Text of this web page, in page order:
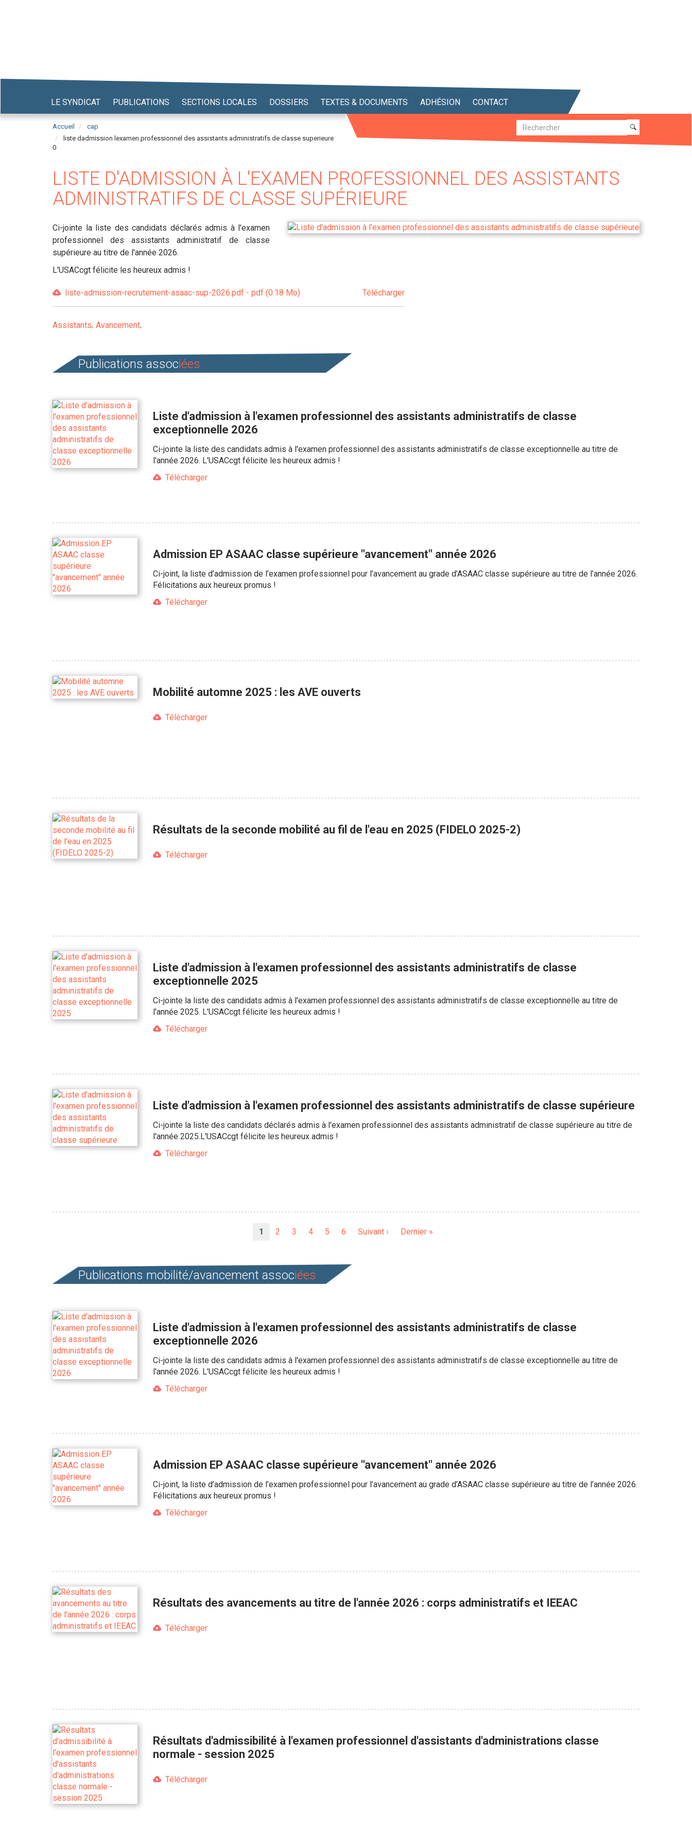
LE SYNDICAT PUBLICATIONS SECTIONS LOCALES DOSSIERS TEXTES & DOCUMENTS ADHÉSION CONTACT
Accueil
cap
liste dadmission lexamen professionnel des assistants administratifs de classe superieure
0
Recherche
Recherche
LISTE D'ADMISSION À L'EXAMEN PROFESSIONNEL DES ASSISTANTS
ADMINISTRATIFS DE CLASSE SUPÉRIEURE
Ci-jointe la liste des candidats déclarés admis à l'examen
professionnel des assistants administratif de classe
supérieure au titre de l'année 2026.
L'USACcgt félicite les heureux admis !
liste-admission-recrutement-asaac-sup-2026.pdf - pdf (0.18 Mo) Télécharger
Assistants Avancement
Publications associées
Liste d'admission à l'examen professionnel des assistants administratifs de classe
exceptionnelle 2026
Ci-jointe la liste des candidats admis à l'examen professionnel des assistants administratifs de classe exceptionnelle au titre de
l'année 2026. L'USACcgt félicite les heureux admis !
Télécharger
Admission EP ASAAC classe supérieure "avancement" année 2026
Ci-joint, la liste d’admission de l’examen professionnel pour l’avancement au grade d’ASAAC classe supérieure au titre de l’année 2026.
Félicitations aux heureux promus !
Télécharger
Mobilité automne 2025 : les AVE ouverts
Télécharger
Résultats de la seconde mobilité au fil de l'eau en 2025 (FIDELO 2025-2)
Télécharger
Liste d'admission à l'examen professionnel des assistants administratifs de classe
exceptionnelle 2025
Ci-jointe la liste des candidats admis à l'examen professionnel des assistants administratifs de classe exceptionnelle au titre de
l'année 2025. L'USACcgt félicite les heureux admis !
Télécharger
Liste d'admission à l'examen professionnel des assistants administratifs de classe supérieure
Ci-jointe la liste des candidats déclarés admis à l'examen professionnel des assistants administratif de classe supérieure au titre de
l'année 2025.L'USACcgt félicite les heureux admis !
Télécharger
Page
1 Page
2 Page
3 Page
4 Page
5 Page
6
Page
Suivant ›
Dernière
Dernier »
Publications mobilité/avancement associées
Liste d'admission à l'examen professionnel des assistants administratifs de classe
exceptionnelle 2026
Ci-jointe la liste des candidats admis à l'examen professionnel des assistants administratifs de classe exceptionnelle au titre de
l'année 2026. L'USACcgt félicite les heureux admis !
Télécharger
Admission EP ASAAC classe supérieure "avancement" année 2026
Ci-joint, la liste d’admission de l’examen professionnel pour l’avancement au grade d’ASAAC classe supérieure au titre de l’année 2026.
Félicitations aux heureux promus !
Télécharger
Résultats des avancements au titre de l'année 2026 : corps administratifs et IEEAC
Télécharger
Résultats d'admissibilité à l'examen professionnel d'assistants d'administrations classe
normale - session 2025
Télécharger